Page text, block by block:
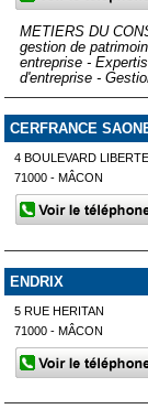
METIERS DU
gestion de
entreprise -
d'entreprise -
CERFRANCE
4 BOULEVARD LIBERTE
71000 - MÂCON
ENDRIX
5 RUE HERITAN
71000 - MÂCON